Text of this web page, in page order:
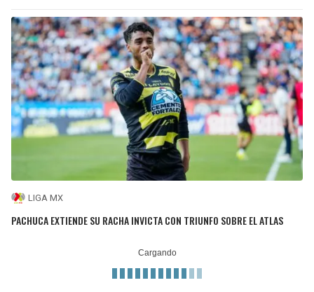
LIGA MX
PACHUCA EXTIENDE SU RACHA INVICTA CON TRIUNFO SOBRE EL ATLAS